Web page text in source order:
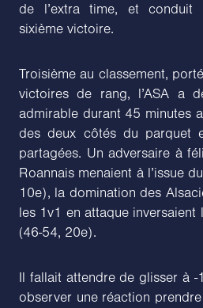
de l’extra time, et conduit
sixième victoire.
Troisième au classement,
victoires de rang, l’ASA a
admirable durant 45 minutes
des deux côtés du parquet
partagées. Un adversaire à
Roannais menaient à l’issue
10e), la domination des
les 1v1 en attaque inversaient
(46-54, 20e).
Il fallait attendre de glisser à
observer une réaction